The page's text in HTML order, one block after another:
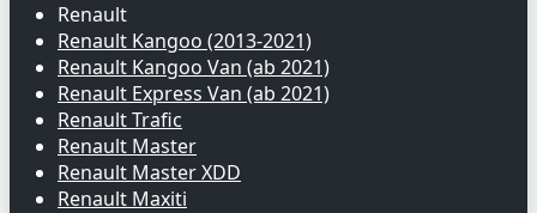
Renault
Renault Kangoo (2013-2021)
Renault Kangoo Van (ab 2021)
Renault Express Van (ab 2021)
Renault Trafic
Renault Master
Renault Master XDD
Renault Maxiti